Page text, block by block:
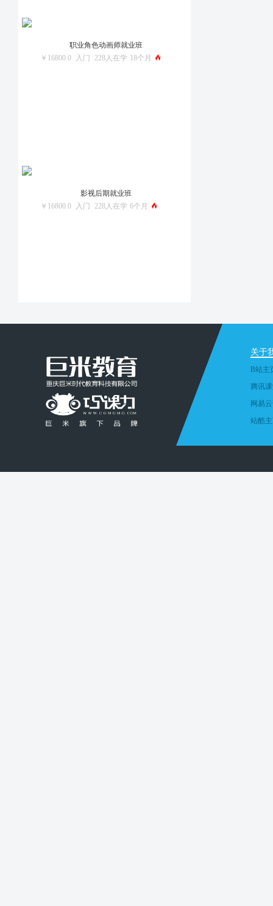
职业角色动画师就业班
￥16800.0
入门 228人在学 18个月
影视后期就业班
￥16800.0
入门 228人在学 6个月
关于
B站主
腾讯
网易
站酷